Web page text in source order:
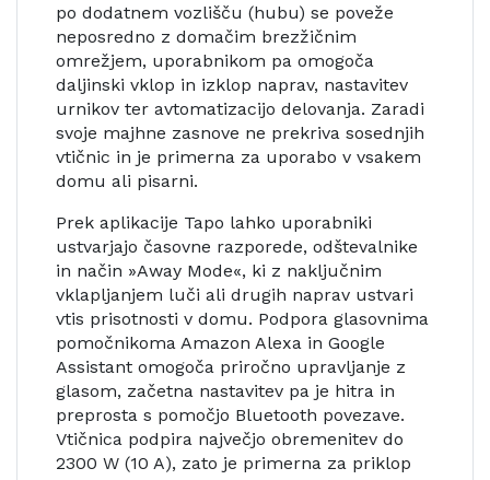
po dodatnem vozlišču (hubu) se poveže
neposredno z domačim brezžičnim
omrežjem, uporabnikom pa omogoča
daljinski vklop in izklop naprav, nastavitev
urnikov ter avtomatizacijo delovanja. Zaradi
svoje majhne zasnove ne prekriva sosednjih
vtičnic in je primerna za uporabo v vsakem
domu ali pisarni.
Prek aplikacije Tapo lahko uporabniki
ustvarjajo časovne razporede, odštevalnike
in način »Away Mode«, ki z naključnim
vklapljanjem luči ali drugih naprav ustvari
vtis prisotnosti v domu. Podpora glasovnima
pomočnikoma Amazon Alexa in Google
Assistant omogoča priročno upravljanje z
glasom, začetna nastavitev pa je hitra in
preprosta s pomočjo Bluetooth povezave.
Vtičnica podpira največjo obremenitev do
2300 W (10 A), zato je primerna za priklop